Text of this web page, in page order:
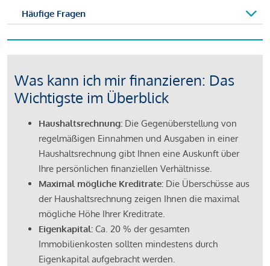
Häufige Fragen
Was kann ich mir finanzieren: Das
Wichtigste im Überblick
Haushaltsrechnung: Die Gegenüberstellung von
regelmäßigen Einnahmen und Ausgaben in einer
Haushaltsrechnung gibt Ihnen eine Auskunft über
Ihre persönlichen finanziellen Verhältnisse.
Maximal mögliche Kreditrate: Die Überschüsse aus
der Haushaltsrechnung zeigen Ihnen die maximal
mögliche Höhe Ihrer Kreditrate.
Eigenkapital: Ca. 20 % der gesamten
Immobilienkosten sollten mindestens durch
Eigenkapital aufgebracht werden.